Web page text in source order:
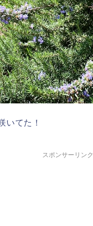
いてた！
スポンサーリンク